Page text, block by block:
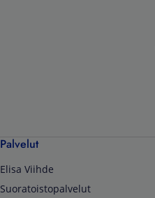
Palvelut
Elisa Viihde
Suoratoistopalvelut